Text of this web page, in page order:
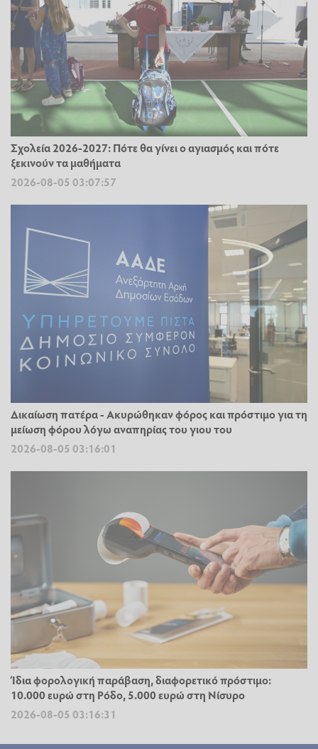
Σχολεία 2026-2027: Πότε θα γίνει ο αγιασμός και πότε
ξεκινούν τα μαθήματα
2026-08-05 03:07:57
Δικαίωση πατέρα - Ακυρώθηκαν φόρος και πρόστιμο για τη
μείωση φόρου λόγω αναπηρίας του γιου του
2026-08-05 03:16:01
Ίδια φορολογική παράβαση, διαφορετικό πρόστιμο:
10.000 ευρώ στη Ρόδο, 5.000 ευρώ στη Νίσυρο
2026-08-05 03:16:31